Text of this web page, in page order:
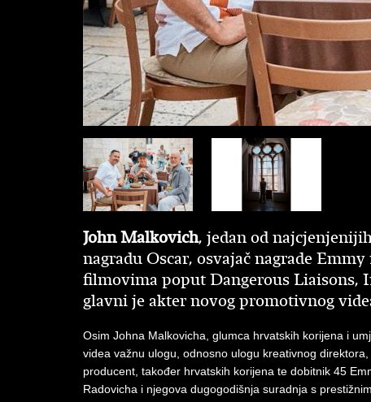
John Malkovich, jedan od
nagradu Oscar, osvajač nagrade
filmovima poput Dangerous Liaisons,
glavni je akter novog promotivnog
Osim Johna Malkovicha, glumca hrvatskih korijena i
videa važnu ulogu, odnosno ulogu kreativnog direktora,
producent, također hrvatskih korijena te dobitnik 45
Radovicha i njegova dugogodišnja suradnja s